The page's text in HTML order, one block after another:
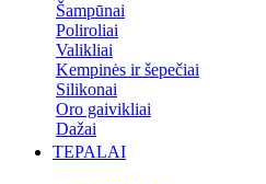
Šampūnai
Poliroliai
Valikliai
Kempinės ir šepečiai
Silikonai
Oro gaivikliai
Dažai
TEPALAI